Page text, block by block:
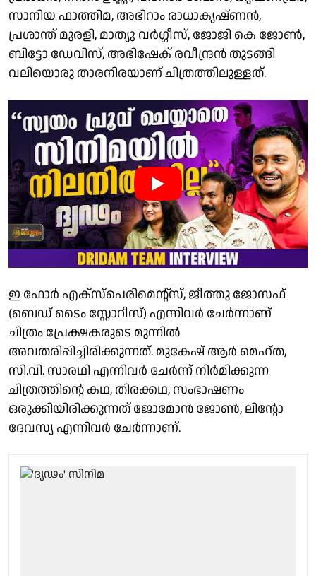
സാനിയ ഫാത്തിമ, അഭിറാം രാധാകൃഷ്ണൻ,
പ്രശാന്ത് മുരളി, മാത്യു വർഗ്ഗീസ്, ജോജി കെ ജോൺ,
ബിട്ടോ ഡേവിസ്, അഭിഷേക് രവീന്ദ്രൻ തുടങ്ങി
വലിയൊരു താരനിരയാണ് ചിത്രത്തിലുള്ളത്.
ഇ ഫോർ എക്സ്പെരിമെന്റ്സ്, ജീത്തു ജോസഫ്
(ബെഡ് ടൈം സ്റ്റോറീസ്) എന്നിവർ ചേർന്നാണ്
ചിത്രം പ്രേക്ഷകരുടെ മുന്നിൽ
അവതരിപ്പിച്ചിരിക്കുന്നത്. മുകേഷ് ആർ മെഹ്ത,
സി.വി. സാരഥി എന്നിവർ ചേർന്ന് നിർമിക്കുന്ന
ചിത്രത്തിന്റെ കഥ, തിരക്കഥ, സംഭാഷണം
ഒരുക്കിയിരിക്കുന്നത് ജോമോൻ ജോൺ, ലിന്റോ
ദേവസ്യ എന്നിവർ ചേർന്നാണ്.